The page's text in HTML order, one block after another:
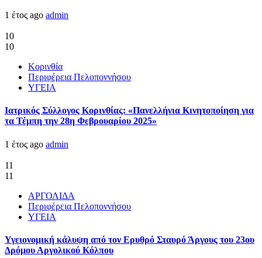
1 έτος ago admin
10
10
Κορινθία
Περιφέρεια Πελοποννήσου
ΥΓΕΙΑ
Ιατρικός Σύλλογος Κορινθίας: «Πανελλήνια Κινητοποίηση για
τα Τέμπη την 28η Φεβρουαρίου 2025»
1 έτος ago admin
11
11
ΑΡΓΟΛΙΔΑ
Περιφέρεια Πελοποννήσου
ΥΓΕΙΑ
Υγειονομική κάλυψη από τον Ερυθρό Σταυρό Άργους του 23ου
Δρόμου Αργολικού Κόλπου